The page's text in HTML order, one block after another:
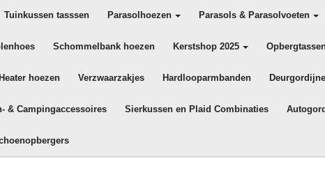
Tuinkussen tasssen Parasolhoezen Parasols & Parasolvoeten
Schommelbank hoezen Kerstshop 2025
Heater hoezen Verzwaarzakjes Hardlooparmbanden
& Campingaccessoires Sierkussen en Plaid Combinaties